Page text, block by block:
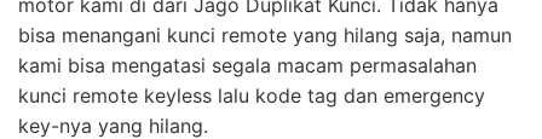
bisa menangani kunci remote yang hilang saja, namun
kami bisa mengatasi segala macam permasalahan
kunci remote keyless lalu kode tag dan emergency
key-nya yang hilang.